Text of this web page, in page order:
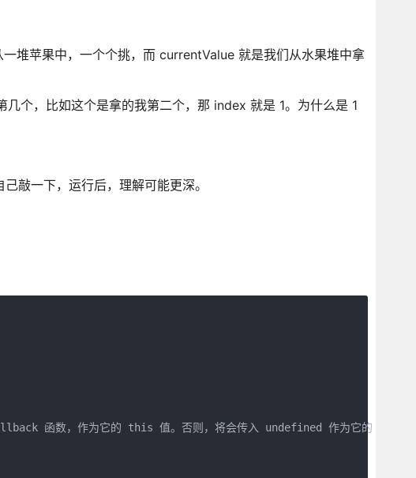
堆苹果中，一个个挑，而 currentValue 就是我们从水果堆中拿
个，比如这个是拿的我第二个，那 index 就是 1。为什么是 1
敲一下，运行后，理解可能更深。
函数，作为它的 this 值。否则，将会传入 undefined 作为它的 this 值